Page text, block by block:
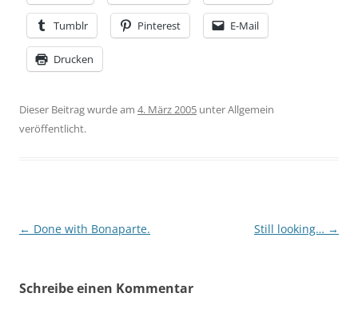
Tumblr Pinterest E-Mail
Drucken
Dieser Beitrag wurde am 4. März 2005 unter Allgemein
veröffentlicht.
Beitragsnavigation
← Done with Bonaparte. Still looking… →
Schreibe einen Kommentar